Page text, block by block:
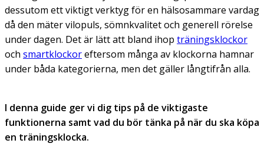
dessutom ett viktigt verktyg för en hälsosammare vardag
då den mäter vilopuls, sömnkvalitet och generell rörelse
under dagen. Det är lätt att bland ihop träningsklockor
och smartklockoreftersom många av klockorna hamnar
under båda kategorierna, men det gäller långtifrån alla.
I denna guide ger vi dig tips på de viktigaste
funktionerna samt vad du bör tänka på när du ska köpa
en träningsklocka.